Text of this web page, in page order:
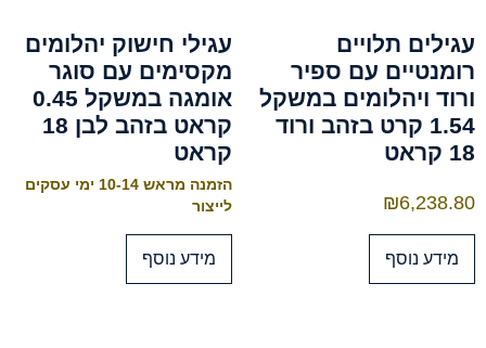
עגילים תלויים
רומנטיים עם ספיר
ורוד ויהלומים במשקל
1.54 קרט בזהב ורוד
18 קראט
₪6,238.80
מידע נוסף
עגילי חישוק יהלומים
מקסימים עם סוגר
אומגה במשקל 0.45
קראט בזהב לבן 18
קראט
הזמנה מראש 10-14 ימי עסקים
לייצור
מידע נוסף